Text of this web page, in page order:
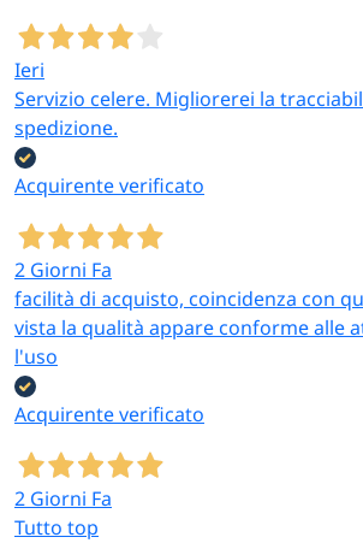
Ieri
Servizio celere. Migliorerei la
spedizione.
Acquirente verificato
2 Giorni Fa
facilità di acquisto, coincidenza con
vista la qualità appare conforme alle
l'uso
Acquirente verificato
2 Giorni Fa
Tutto top